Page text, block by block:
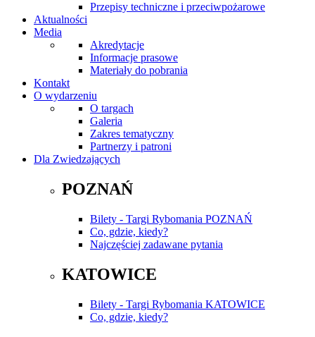
Przepisy techniczne i przeciwpożarowe
Aktualności
Media
Akredytacje
Informacje prasowe
Materiały do pobrania
Kontakt
O wydarzeniu
O targach
Galeria
Zakres tematyczny
Partnerzy i patroni
Dla Zwiedzających
POZNAŃ
Bilety - Targi Rybomania POZNAŃ
Co, gdzie, kiedy?
Najczęściej zadawane pytania
KATOWICE
Bilety - Targi Rybomania KATOWICE
Co, gdzie, kiedy?